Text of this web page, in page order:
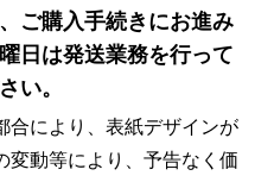
ご購入手続きにお進み
日は発送業務を行って
い。
により、表紙デザインが
変動等により、予告なく価